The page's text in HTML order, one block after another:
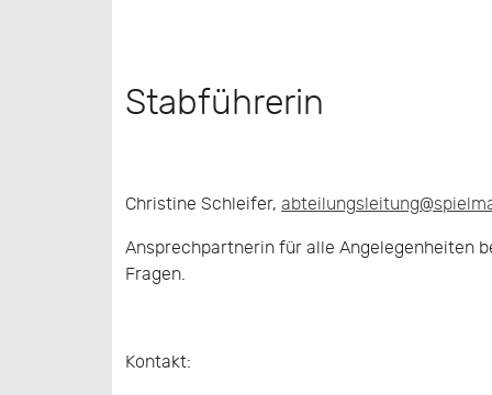
Stabführerin
Christine Schleifer,
Ansprechpartnerin für alle Angelegenheiten
Fragen.
Kontakt: